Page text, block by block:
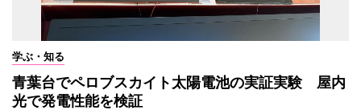
学ぶ・知る
青葉台でペロブスカイト太陽電池の実証実験 屋内
光で発電性能を検証